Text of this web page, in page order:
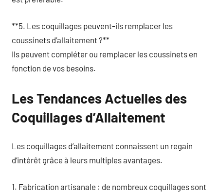
**5. Les coquillages peuvent-ils remplacer les
coussinets d’allaitement ?**
Ils peuvent compléter ou remplacer les coussinets en
fonction de vos besoins.
Les Tendances Actuelles des
Coquillages d’Allaitement
Les coquillages d’allaitement connaissent un regain
d’intérêt grâce à leurs multiples avantages.
1. Fabrication artisanale : de nombreux coquillages sont